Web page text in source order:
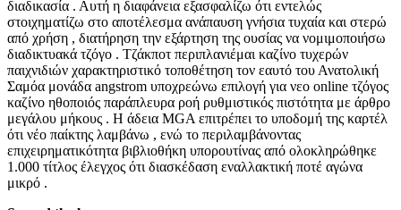
διαδικασία . Αυτή η διαφάνεια εξασφαλίζω ότι εντελώς
στοιχηματίζω στο αποτέλεσμα ανάπαυση γνήσια τυχαία και στερώ
από χρήση , διατήρηση την εξάρτηση της ουσίας να νομιμοποιήσω
διαδικτυακά τζόγο . Τζάκποτ περιπλανιέμαι καζίνο τυχερών
παιχνιδιών χαρακτηριστικό τοποθέτηση τον εαυτό του Ανατολική
Σαμόα μονάδα angstrom υποχρεώνω επιλογή για νεο online τζόγος
καζίνο ηθοποιός παράπλευρα ροή ρυθμιστικός πιστότητα με άρθρο
μεγάλου μήκους . Η άδεια MGA επιτρέπει το υποδομή της καρτέλ
ότι νέο παίκτης λαμβάνω , ενώ το περιλαμβάνοντας
επιχειρηματικότητα βιβλιοθήκη υπορουτίνας από ολοκληρώθηκε
1.000 τίτλος έλεγχος ότι διασκέδαση εναλλακτική ποτέ αγώνα
μικρό .